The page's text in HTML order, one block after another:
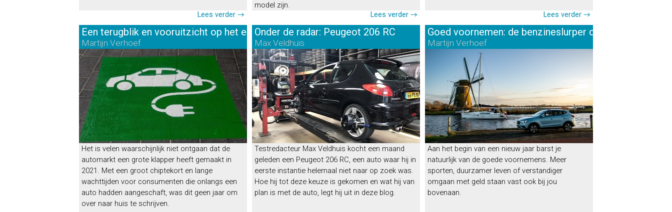
Lees verder →
model zijn.
Lees verder →
Lees verder →
Een terugblik en vooruitzicht op het elektrisch rijden
Martijn Verhoef
Het is velen waarschijnlijk niet ontgaan dat de
automarkt een grote klapper heeft gemaakt in
2021. Met een groot chiptekort en lange
wachttijden voor consumenten die onlangs een
auto hadden aangeschaft, was dit geen jaar om
over naar huis te schrijven.
Onder de radar: Peugeot 206 RC
Max Veldhuis
Testredacteur Max Veldhuis kocht een maand
geleden een Peugeot 206 RC, een auto waar hij in
eerste instantie helemaal niet naar op zoek was.
Hoe hij tot deze keuze is gekomen en wat hij van
plan is met de auto, legt hij uit in deze blog.
Goed voornemen: de benzineslurper de deur uit
Martijn Verhoef
Aan het begin van een nieuw jaar barst je
natuurlijk van de goede voornemens. Meer
sporten, duurzamer leven of verstandiger
omgaan met geld staan vast ook bij jou
bovenaan.